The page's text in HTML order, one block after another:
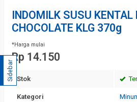
INDOMILK SUSU KENTAL
CHOCOLATE KLG 370g
*Harga mulai
Rp 14.150
Stok
Kategori
Sidebar